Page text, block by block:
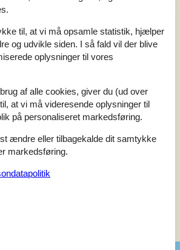
(2)
(1)
kommentar på et andet sprog.
2 voksne
0 børn
1 husdyr
2
2024 maj
bilede der viser den smukke udsigt fra
til, at vi må opsamle statistik, hjælper
og udvikle siden. I så fald vil der blive
oplysninger til vores
af alle cookies, giver du (ud over
at vi må videresende oplysninger til
på personaliseret markedsføring.
ændre eller tilbagekalde dit samtykke
markedsføring.